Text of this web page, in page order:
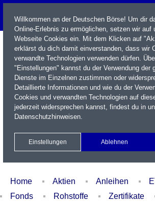
Name / WKN / ISIN / Kürzel
Xetra Realtime
Watchlist Portfolio
Home Aktien Anleihen
Fonds
Rohstoffe Zertifikate
Willkommen an der Deutschen Börse! Um dir
Online-Erlebnis zu ermöglichen, setzen wir auf
Webseite Cookies ein. Mit dem Klicken auf
erklärst du dich damit einverstanden, dass wir
verwandte Technologien verwenden dürfen.
"Einstellungen" kannst du der Verwendung der
Dienste im Einzelnen zustimmen oder
Detaillierte Informationen und wie du der
Cookies und verwandten Technologien auf
jederzeit widersprechen kannst, findest du in
Datenschutzhinweisen.
Einstellungen Ablehnen